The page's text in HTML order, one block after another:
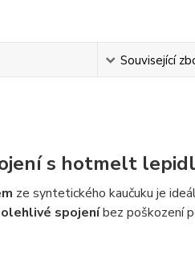
Související
s hotmelt
ze syntetického kaučuku je
spojeníbez poškození